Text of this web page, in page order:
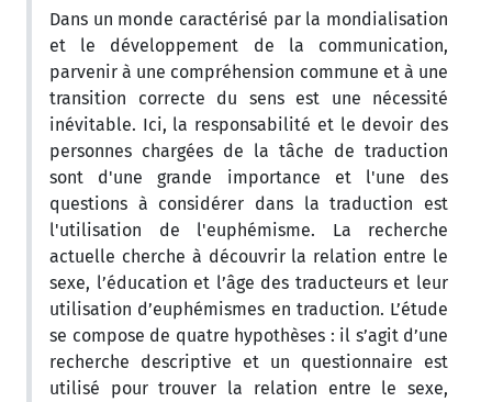
Dans un monde caractérisé par la mondialisation
et le développement de la communication,
parvenir à une compréhension commune et à une
transition correcte du sens est une nécessité
inévitable. Ici, la responsabilité et le devoir des
personnes chargées de la tâche de traduction
sont d'une grande importance et l'une des
questions à considérer dans la traduction est
l'utilisation de l'euphémisme. La recherche
actuelle cherche à découvrir la relation entre le
sexe, l’éducation et l’âge des traducteurs et leur
utilisation d’euphémismes en traduction. L’étude
se compose de quatre hypothèses : il s’agit d’une
recherche descriptive et un questionnaire est
utilisé pour trouver la relation entre le sexe,